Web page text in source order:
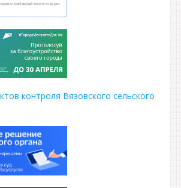
контроля Вязовского сельского